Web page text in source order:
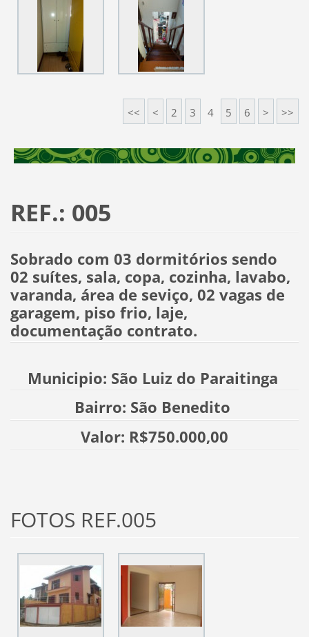
<< < 2 3 4 5 6 > >>
REF.: 005
Sobrado com 03 dormitórios sendo
02 suítes, sala, copa, cozinha, lavabo,
varanda, área de seviço, 02 vagas de
garagem, piso frio, laje,
documentação contrato.
Municipio: São Luiz do Paraitinga
Bairro: São Benedito
Valor: R$750.000,00
FOTOS REF.005